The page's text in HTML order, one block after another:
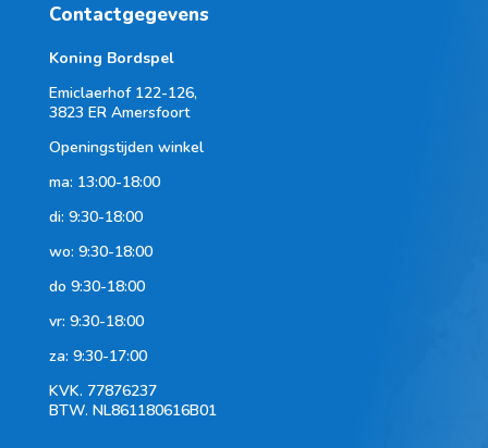
Contactgegevens
Koning Bordspel
Emiclaerhof 122-126,
3823 ER Amersfoort
Openingstijden winkel
ma: 13:00-18:00
di: 9:30-18:00
wo: 9:30-18:00
do 9:30-18:00
vr: 9:30-18:00
za: 9:30-17:00
KVK. 77876237
BTW. NL861180616B01